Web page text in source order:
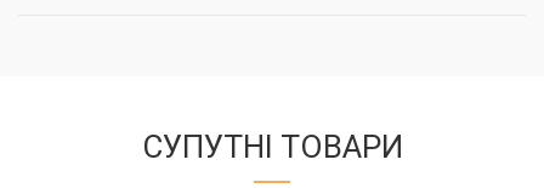
СУПУТНІ ТОВАРИ